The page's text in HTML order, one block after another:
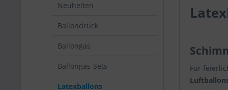
Neuheiten
Ballondruck
Ballongas
Ballongas-Sets
Latexballons
Für